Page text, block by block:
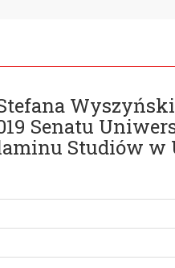
Senatu
Studiów